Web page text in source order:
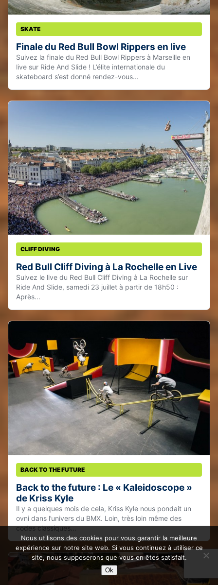
SKATE
Finale du Red Bull Bowl Rippers en live
Suivez la finale du Red Bull Bowl Rippers à Marseille en
live sur Ride And Slide ! L’élite internationale du
skateboard s’est donné rendez-vous...
CLIFF DIVING
Red Bull Cliff Diving à La Rochelle en Live
Suivez le live du Red Bull Cliff Diving à La Rochelle sur
Ride And Slide, samedi 23 juillet à partir de 18h50 :
Après...
BACK TO THE FUTURE
Back to the future : Le « Kaleidoscope »
de Kriss Kyle
Il y a quelques mois de cela, Kriss Kyle nous pondait un
ovni dans l’univers du BMX. Loin, très loin même des
codes classiques...
Nous utilisons des cookies pour vous garantir la meilleure
expérience sur notre site web. Si vous continuez à utiliser ce
site, nous supposerons que vous en êtes satisfait.
Ok